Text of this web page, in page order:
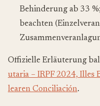
Behinderung ab 33
beachten
Offizielle Erläuterung
utaria – IRPF 2024, Illes
learen Conciliación.